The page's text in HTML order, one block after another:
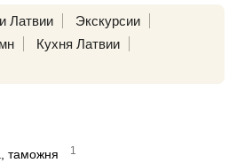
Латвии
Экскурсии
Кухня Латвии
таможня 1